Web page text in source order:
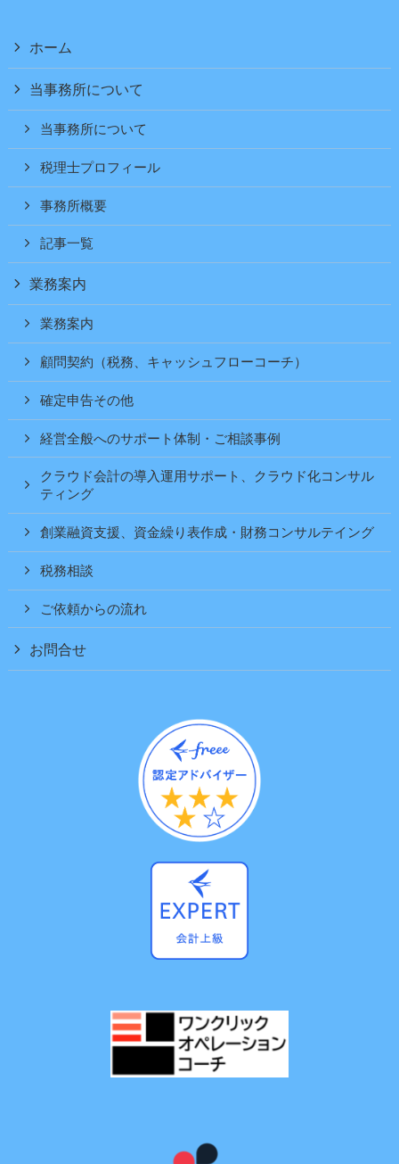
ホーム
当事務所について
当事務所について
税理士プロフィール
事務所概要
記事一覧
業務案内
業務案内
顧問契約（税務、キャッシュフローコーチ）
確定申告その他
経営全般へのサポート体制・ご相談事例
クラウド会計の導入運用サポート、クラウド化コンサル
ティング
創業融資支援、資金繰り表作成・財務コンサルテイング
税務相談
ご依頼からの流れ
お問合せ